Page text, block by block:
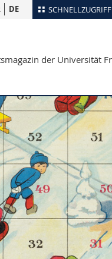
SCHNELLZUGRIFF
Ortsplan
Webmail
Vorlesungsverzeichnis
MyUnifr
DE
der Universität